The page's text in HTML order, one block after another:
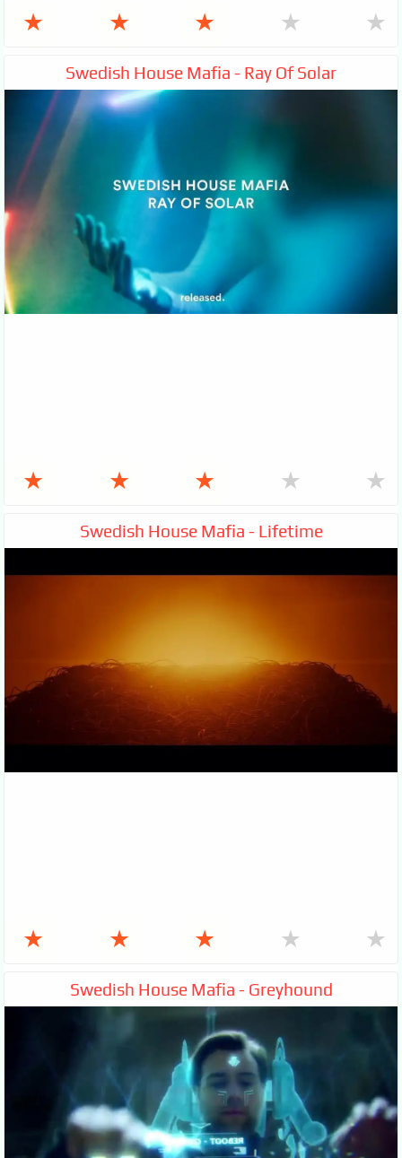
★ ★ ★ ★ ★
Swedish House Mafia - Ray Of Solar
★ ★ ★ ★ ★
Swedish House Mafia - Lifetime
★ ★ ★ ★ ★
Swedish House Mafia - Greyhound